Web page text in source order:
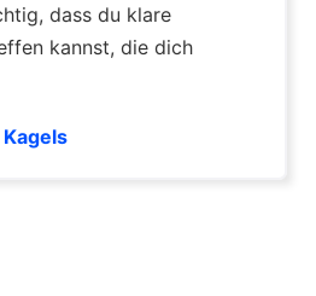
dass du klare
kannst, die dich